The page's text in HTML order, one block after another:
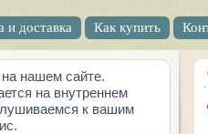
и доставка Как купить
нашем сайте.
на внутреннем
к вашим